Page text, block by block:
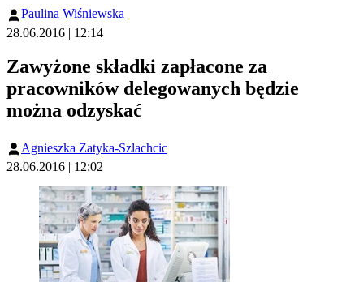
Paulina Wiśniewska
28.06.2016 | 12:14
Zawyżone składki zapłacone za
pracowników delegowanych będzie
można odzyskać
Agnieszka Zatyka-Szlachcic
28.06.2016 | 12:02